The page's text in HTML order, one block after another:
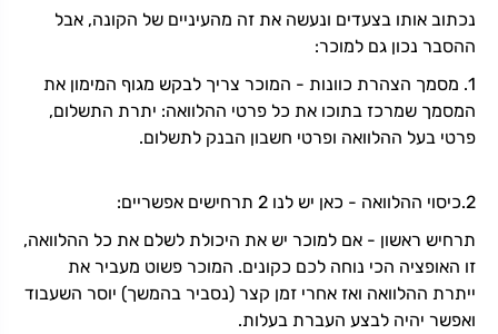
נכתוב אותו בצעדים ונעשה את זה מהעיניים של הקונה, אבל
ההסבר נכון גם למוכר:
1. מסמך הצהרת כוונות - המוכר צריך לבקש מגוף המימון את
המסמך שמרכז בתוכו את כל פרטי ההלוואה: יתרת התשלום,
פרטי בעל ההלוואה ופרטי חשבון הבנק לתשלום.
2.כיסוי ההלוואה - כאן יש לנו 2 תרחישים אפשריים:
תרחיש ראשון - אם למוכר יש את היכולת לשלם את כל ההלוואה,
זו האופציה הכי נוחה לכם כקונים. המוכר פשוט מעביר את
ייתרת ההלוואה ואז אחרי זמן קצר (נסביר בהמשך) יוסר השעבוד
ואפשר יהיה לבצע העברת בעלות.